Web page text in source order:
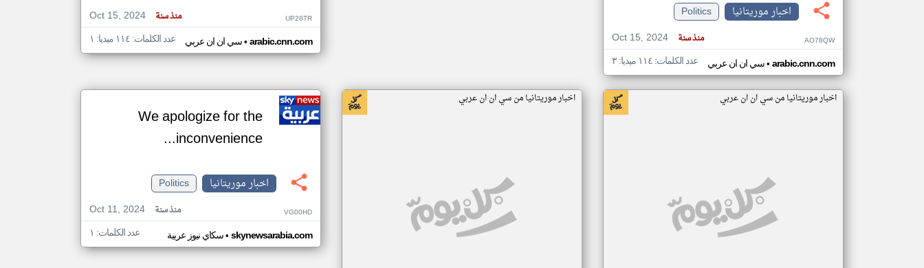
اخبار موريتانيا
Politics
Oct 15, 2024
منذ سنة AO78QW
سي ان ان عربي• arabic.cnn.com عدد الكلمات: ١١٤ ميديا: ٣
Oct 15, 2024
منذ سنة UP28TR
سي ان ان عربي• arabic.cnn.com عدد الكلمات: ١١٤ ميديا: ١
اخبار موريتانيا من سي ان ان عربي اخبار موريتانيا من سي ان ان عربي
We apologize for the
inconvenience...
اخبار موريتانيا
Politics
Oct 11, 2024
منذ سنة VG00HD
سكاي نيوز عربية• skynewsarabia.com عدد الكلمات: ١